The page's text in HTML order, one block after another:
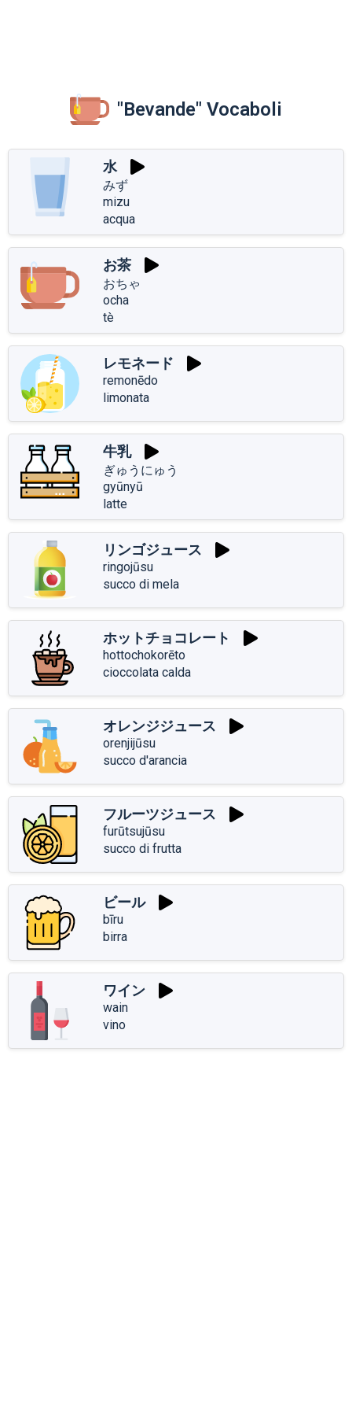
"Bevande" Vocaboli
水
みず
mizu
acqua
お茶
おちゃ
ocha
tè
レモネード
remonēdo
limonata
牛乳
ぎゅうにゅう
gyūnyū
latte
リンゴジュース
ringojūsu
succo di mela
ホットチョコレート
hottochokorēto
cioccolata calda
オレンジジュース
orenjijūsu
succo d'arancia
フルーツジュース
furūtsujūsu
succo di frutta
ビール
bīru
birra
ワイン
wain
vino